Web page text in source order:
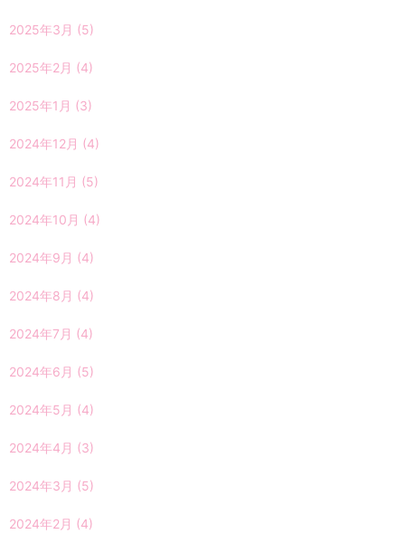
2025年3月 (5)
2025年2月 (4)
2025年1月 (3)
2024年12月 (4)
2024年11月 (5)
2024年10月 (4)
2024年9月 (4)
2024年8月 (4)
2024年7月 (4)
2024年6月 (5)
2024年5月 (4)
2024年4月 (3)
2024年3月 (5)
2024年2月 (4)